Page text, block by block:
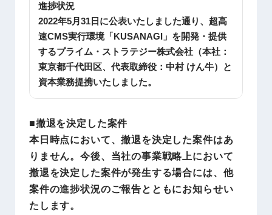
進捗状況
2022年5月31日に公表いたしました通り、超高
速CMS実行環境「KUSANAGI」を開発・提供
するプライム・ストラテジー株式会社（本社：
東京都千代田区、代表取締役：中村 けん牛）と
資本業務提携いたしました。
■撤退を決定した案件
本日時点において、撤退を決定した案件はあ
りません。今後、当社の事業戦略上において
撤退を決定した案件が発生する場合には、他
案件の進捗状況のご報告とともにお知らせい
たします。